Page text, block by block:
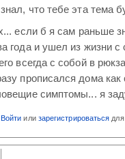
что тебе эта тема
если б я сам раньше
года и ушел из жизни
всегда с собой в
прописался дома
симптомы... я
Войти или зарегистрироваться